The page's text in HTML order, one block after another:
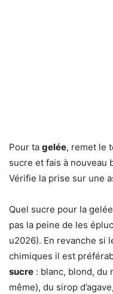
Pour ta gelée, remet le
sucre et fais à nouveau
Vérifie la prise sur une
Quel sucre pour la
pas la peine de les
u2026). En revanche si
chimiques il est
sucre : blanc, blond, du
même), du sirop